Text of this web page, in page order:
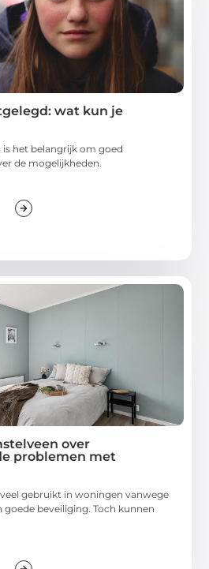
wat kun je
is het belangrijk om goed
de mogelijkheden.
over
problemen met
gebruikt in woningen vanwege
beveiliging. Toch kunnen